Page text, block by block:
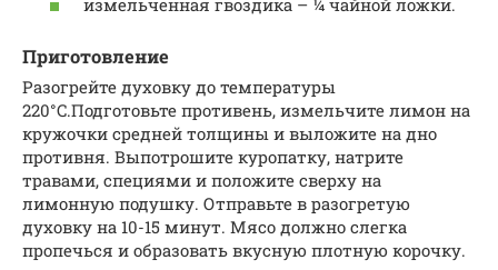
измельченная гвоздика – ¼ чайной ложки.
Приготовление
Разогрейте духовку до температуры
220°C.Подготовьте противень, измельчите лимон на
кружочки средней толщины и выложите на дно
противня. Выпотрошите куропатку, натрите
травами, специями и положите сверху на
лимонную подушку. Отправьте в разогретую
духовку на 10-15 минут. Мясо должно слегка
пропечься и образовать вкусную плотную корочку.